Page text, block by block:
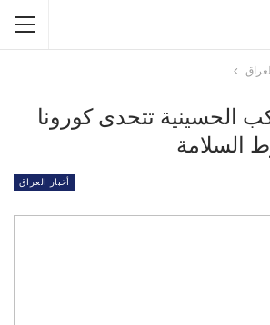
الحسينية تتحدى كورونا
السلامة
أخبار العراق